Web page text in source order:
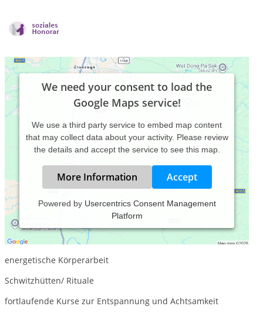
We need your consent to load the
Google Maps service!
We use a third party service to embed map content
that may collect data about your activity. Please review
the details and accept the service to see this map.
More Information Accept
Powered by Usercentrics Consent Management
Platform
Osteopathie
klassische Homöopathie
energetische Körperarbeit
Schwitzhütten/ Rituale
fortlaufende Kurse zur Entspannung und Achtsamkeit